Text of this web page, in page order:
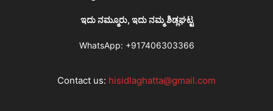
ಇದು ನಮ್ಮೂರು, ಇದು ನಮ್ಮ ಶಿಡ್ಲಘಟ್ಟ
WhatsApp: +917406303366
Contact us: hisidlaghatta@gmail.com